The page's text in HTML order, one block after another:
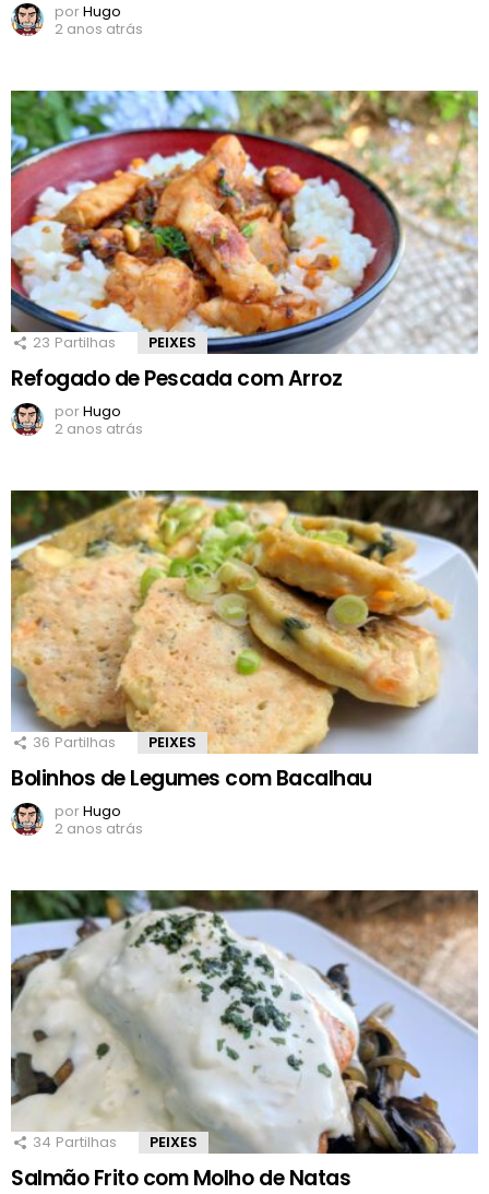
porHugo
2 anos atrás
23 Partilhas PEIXES
Refogado de Pescada com Arroz
porHugo
2 anos atrás
36 Partilhas PEIXES
Bolinhos de Legumes com Bacalhau
porHugo
2 anos atrás
34 Partilhas PEIXES
Salmão Frito com Molho de Natas